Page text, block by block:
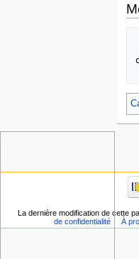
La dernière modification de cette
de confidentialité
À